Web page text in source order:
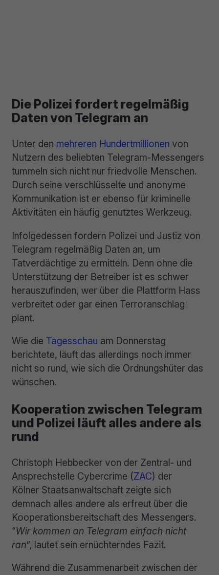
Die Polizei fordert regelmäßig
Daten von Telegram an
Unter den mehreren Hundertmillionen von
Nutzern des beliebten Telegram-Messengers
tummeln sich nicht nur friedvolle Menschen.
Durch seine verschlüsselte und anonyme
Kommunikation ist er ebenso für kriminelle
Aktivitäten ein häufig genutztes Werkzeug.
Infolgedessen fordern Polizei und Justiz von
Telegram regelmäßig Daten an, um
Tatverdächtige zu ermitteln. Denn ohne die
Unterstützung der Betreiber ist es schwer
herauszufinden, wer über die Plattform Hass
verbreitet oder gar einen Terroranschlag
plant.
Wie die Tagesschau am Donnerstag
berichtete, läuft das allerdings noch immer
nicht so rund, wie sich die Ordnungshüter das
wünschen.
Kooperation zwischen Telegram
und Polizei läuft alles andere als
rund
Christoph Hebbecker von der Zentral- und
Ansprechstelle Cybercrime (ZAC) der
Kölner Staatsanwaltschaft zeigte sich
demnach alles andere als erfreut über die
Kooperationsbereitschaft des Messengers.
“Wir kommen an Telegram einfach nicht
ran”, lautet sein ernüchterndes Fazit.
Während die Zusammenarbeit zwischen der